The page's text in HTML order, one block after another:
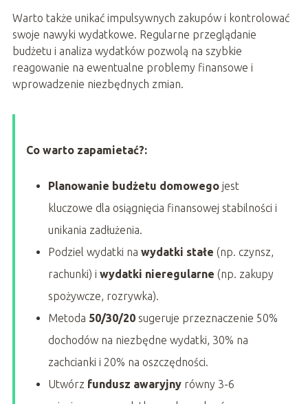
Warto także unikać impulsywnych zakupów i kontrolować
swoje nawyki wydatkowe. Regularne przeglądanie
budżetu i analiza wydatków pozwolą na szybkie
reagowanie na ewentualne problemy finansowe i
wprowadzenie niezbędnych zmian.
Co warto zapamietać?:
Planowanie budżetu domowegojest
kluczowe dla osiągnięcia finansowej stabilności i
unikania zadłużenia.
Podziel wydatki na wydatki stałe (np. czynsz,
rachunki) i wydatki nieregularne (np. zakupy
spożywcze, rozrywka).
Metoda 50/30/20sugeruje przeznaczenie 50%
dochodów na niezbędne wydatki, 30% na
zachcianki i 20% na oszczędności.
Utwórz fundusz awaryjnyrówny 3-6